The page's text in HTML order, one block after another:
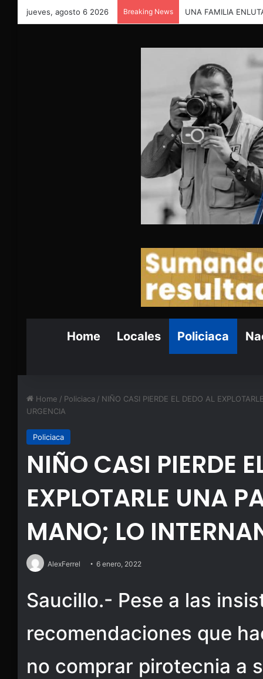
jueves, agosto 6 2026 Breaking News UNA FAMILIA
Home Locales Policiaca
Home / Policiaca / NIÑO CASI PIERDE EL DEDO AL
URGENCIA
Policiaca
NIÑO CASI PIERDE
EXPLOTARLE UNA
MANO; LO
AlexFerrel 6 enero, 2022
Saucillo.- Pese a las
recomendaciones que
no comprar pirotecnia a